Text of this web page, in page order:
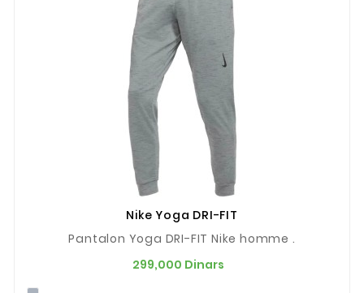
Nike Yoga DRI-FIT
Pantalon Yoga DRI-FIT Nike homme .
299,000 Dinars